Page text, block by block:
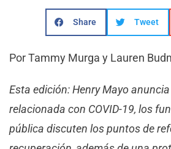
Share Tweet
Por Tammy Murga y Lauren
Esta edición: Henry Mayo
relacionada con COVID-19, los
pública discuten los puntos de